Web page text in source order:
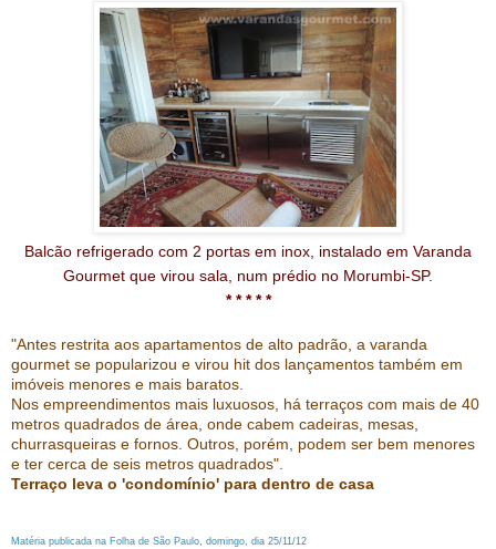
Balcão refrigerado com 2 portas em inox, instalado em Varanda
Gourmet que virou sala, num prédio no Morumbi-SP.
* * * * *
"Antes restrita aos apartamentos de alto padrão, a varanda
gourmet se popularizou e virou hit dos lançamentos também em
imóveis menores e mais baratos.
Nos empreendimentos mais luxuosos, há terraços com mais de 40
metros quadrados de área, onde cabem cadeiras, mesas,
churrasqueiras e fornos. Outros, porém, podem ser bem menores
e ter cerca de seis metros quadrados".
Terraço leva o 'condomínio' para dentro de casa
Matéria publicada na Folha de São Paulo, domingo, dia 25/11/12